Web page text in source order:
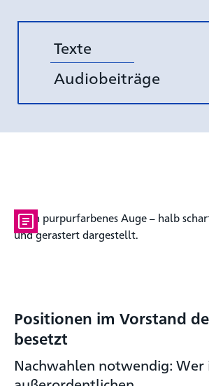
Texte
Audiobeiträge
Positionen im Vorstand
besetzt
Nachwahlen notwendig: Wer